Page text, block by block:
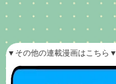
▼その他の連載漫画はこちら▼